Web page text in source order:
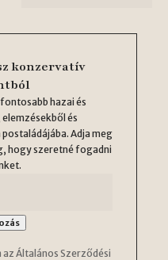
konzervatív
hazai és
és
Adja meg
hogy szeretné fogadni
Általános Szerződési